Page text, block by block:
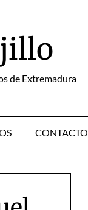
de Extremadura
CONTACTO